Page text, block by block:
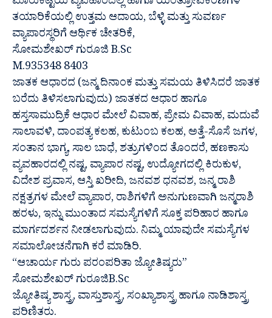
ತಯಾರಿಕೆಯಲ್ಲಿ ಉತ್ತಮ ಆದಾಯ, ಬೆಳ್ಳಿ ಮತ್ತು ಸುವರ್ಣ
ವ್ಯಾಪಾರಸ್ಥರಿಗೆ ಆರ್ಥಿಕ ಚೇತರಿಕೆ,
ಸೋಮಶೇಖರ್ ಗುರೂಜಿ B.Sc
M.935348 8403
ಜಾತಕ ಆಧಾರದ (ಜನ್ಮ ದಿನಾಂಕ ಮತ್ತು ಸಮಯ ತಿಳಿಸಿದರೆ ಜಾತಕ
ಬರೆದು ತಿಳಿಸಲಾಗುವುದು) ಜಾತಕದ ಆಧಾರ ಹಾಗೂ
ಹಸ್ತಸಾಮುದ್ರಿಕೆ ಆಧಾರ ಮೇಲೆ ವಿವಾಹ, ಪ್ರೇಮ ವಿವಾಹ, ಮದುವೆ
ಸಾಲಾವಳಿ, ದಾಂಪತ್ಯ ಕಲಹ, ಕುಟುಂಬ ಕಲಹ, ಅತ್ತೆ-ಸೊಸೆ ಜಗಳ,
ಸಂತಾನ ಭಾಗ್ಯ, ಸಾಲ ಬಾಧೆ, ಶತ್ರುಗಳಿಂದ ತೊಂದರೆ, ಹಣಕಾಸು
ವ್ಯವಹಾರದಲ್ಲಿ ನಷ್ಟ, ವ್ಯಾಪಾರ ನಷ್ಟ, ಉದ್ಯೋಗದಲ್ಲಿ ಕಿರುಕುಳ,
ವಿದೇಶ ಪ್ರವಾಸ, ಆಸ್ತಿ ಖರೀದಿ, ಜನವಶ ಧನವಶ, ಜನ್ಮ ರಾಶಿ
ನಕ್ಷತ್ರಗಳ ಮೇಲೆ ವ್ಯಾಪಾರ, ರಾಶಿಗಳಿಗೆ ಅನುಗುಣವಾಗಿ ಜನ್ಮರಾಶಿ
ಹರಳು, ಇನ್ನು ಮುಂತಾದ ಸಮಸ್ಯೆಗಳಿಗೆ ಸೂಕ್ತ ಪರಿಹಾರ ಹಾಗೂ
ಮಾರ್ಗದರ್ಶನ ನೀಡಲಾಗುವುದು. ನಿಮ್ಮ ಯಾವುದೇ ಸಮಸ್ಯೆಗಳ
ಸಮಾಲೋಚನೆಗಾಗಿ ಕರೆ ಮಾಡಿರಿ.
“ಆಚಾರ್ಯ ಗುರು ಪರಂಪರಿತಾ ಜ್ಯೋತಿಷ್ಯರು”
ಸೋಮಶೇಖರ್ ಗುರೂಜಿB.Sc
ಜ್ಯೋತಿಷ್ಯ ಶಾಸ್ತ್ರ, ವಾಸ್ತುಶಾಸ್ತ್ರ, ಸಂಖ್ಯಾಶಾಸ್ತ್ರ ಹಾಗೂ ನಾಡಿಶಾಸ್ತ್ರ
ಪರಿಣಿತರು.